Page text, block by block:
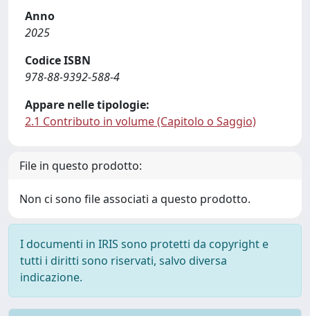
Anno
2025
Codice ISBN
978-88-9392-588-4
Appare nelle tipologie:
2.1 Contributo in volume (Capitolo o Saggio)
File in questo prodotto:
Non ci sono file associati a questo prodotto.
I documenti in IRIS sono protetti da copyright e
tutti i diritti sono riservati, salvo diversa
indicazione.